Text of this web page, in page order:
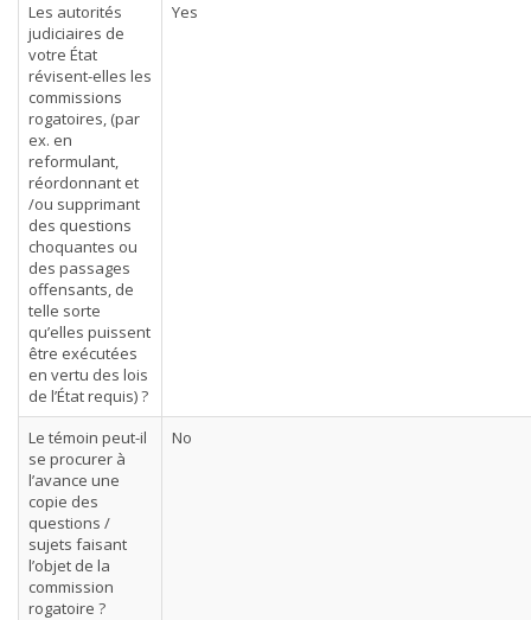
Les autorités
judiciaires de
votre État
révisent-elles les
commissions
rogatoires, (par
ex. en
reformulant,
réordonnant et
/ou supprimant
des questions
choquantes ou
des passages
offensants, de
telle sorte
qu’elles puissent
être exécutées
en vertu des lois
de l’État requis) ?
Yes
Le témoin peut-il
se procurer à
l’avance une
copie des
questions /
sujets faisant
l’objet de la
commission
rogatoire ?
No